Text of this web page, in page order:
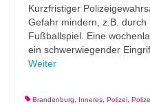
Kurzfristiger
Gefahr mindern, z.B. durch
Fußballspiel. Eine
ein schwerwiegender
Weiter
Brandenburg Inneres Polizei